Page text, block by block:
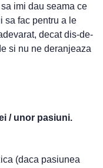
imi dau seama ce
sa fac pentru a le
decat dis-de-
si nu ne deranjeaza
/ unor pasiuni.
(daca pasiunea